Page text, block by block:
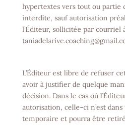
hypertextes vers tout ou partie
interdite, sauf autorisation
l’Éditeur, sollicitée par courriel
L’Éditeur est libre de refuser
avoir à justifier de quelque
décision. Dans le cas où
autorisation, celle-ci n’est dans
temporaire et pourra être